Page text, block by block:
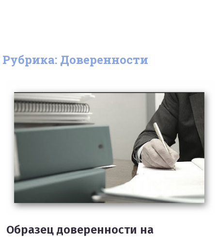
Рубрика: Доверенности
Образец доверенности на